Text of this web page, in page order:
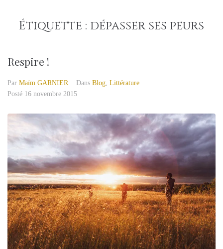
Étiquette : dépasser ses peurs
Respire !
Par Maïm GARNIER Dans Blog, Littérature
Posté 16 novembre 2015